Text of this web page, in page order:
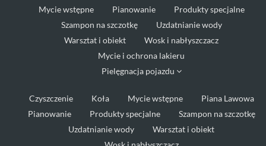
Mycie wstępne
Pianowanie
Produkty specjalne
Szampon na szczotkę
Uzdatnianie wody
Warsztat i obiekt
Wosk i nabłyszczacz
Mycie i ochrona lakieru
Pielęgnacja pojazdu
Czyszczenie Koła Mycie wstępne
Piana Lawowa
Pianowanie
Produkty specjalne
Szampon na szczotkę
Uzdatnianie wody
Warsztat i obiekt